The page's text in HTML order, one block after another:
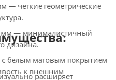
— четкие геометрические
мм — минималистичный
дизайна.
белым матовым покрытием
к внешним
расширяет